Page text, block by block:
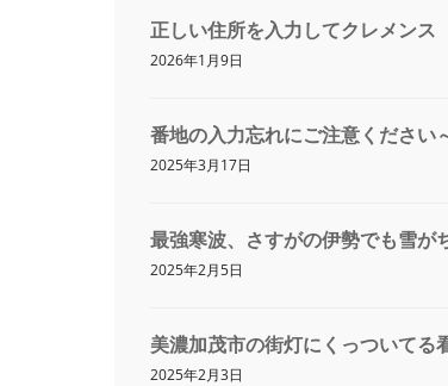
正しい住所を入力してクレメンス
2026年1月9日
番地の入力忘れにご注意ください
2025年3月17日
最強寒波、さすがの伊勢でも雪が
2025年2月5日
美濃加茂市の街灯にくっついてる
2025年2月3日